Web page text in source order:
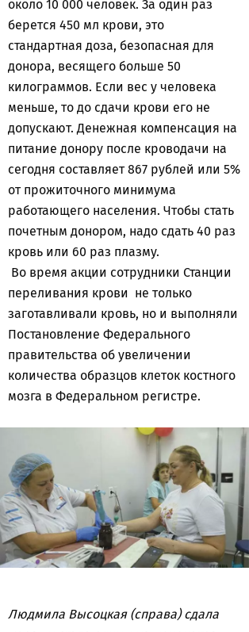
около 10 000 человек. За один раз
берется 450 мл крови, это
стандартная доза, безопасная для
донора, весящего больше 50
килограммов. Если вес у человека
меньше, то до сдачи крови его не
допускают. Денежная компенсация на
питание донору после кроводачи на
сегодня составляет 867 рублей или 5%
от прожиточного минимума
работающего населения. Чтобы стать
почетным донором, надо сдать 40 раз
кровь или 60 раз плазму.
Во время акции сотрудники Станции
переливания крови не только
заготавливали кровь, но и выполняли
Постановление Федерального
правительства об увеличении
количества образцов клеток костного
мозга в Федеральном регистре.
Людмила Высоцкая (справа) сдала